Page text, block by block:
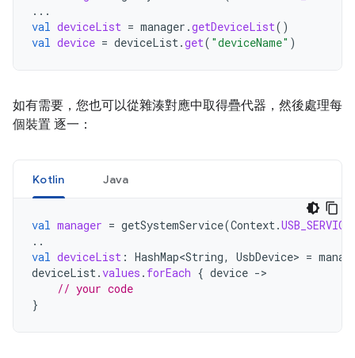
...
val deviceList = manager .getDeviceList()
val device = deviceList.get( "deviceName" )
如有需要，您也可以從雜湊對應中取得疊代器，然後處理每
個裝置 逐一：
Kotlin Java
val manager = getSystemService(Context.USB_SERVICE
..
val deviceList : HashMap<String, UsbDevice> =
deviceList.values . forEach { device -
// your code
}